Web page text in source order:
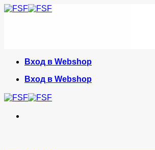
Skip
Вход в Webshop
Вход в Webshop